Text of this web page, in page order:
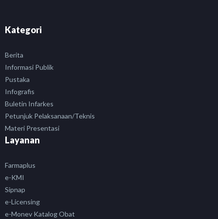
Kategori
Berita
Informasi Publik
Pustaka
Infografis
Buletin Infarkes
Petunjuk Pelaksanaan/Teknis
Materi Presentasi
Layanan
Farmaplus
e-KMI
Sipnap
e-Licensing
e-Monev Katalog Obat